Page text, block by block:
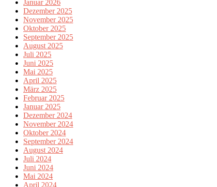
Januar 2026
Dezember 2025
November 2025
Oktober 2025
September 2025
August 2025
Juli 2025
Juni 2025
Mai 2025
April 2025
März 2025
Februar 2025
Januar 2025
Dezember 2024
November 2024
Oktober 2024
September 2024
August 2024
Juli 2024
Juni 2024
Mai 2024
April 2024